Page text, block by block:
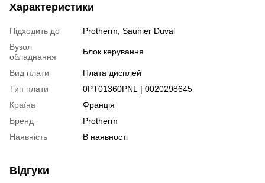
Характеристики
Підходить до Protherm Saunier Duval
Вузол
обладнання
Блок керування
Вид плати
Плата дисплей
Тип плати
0PT01360PNL | 0020298645
Країна
Франція
Бренд
Protherm
Наявність
В наявності
Відгуки